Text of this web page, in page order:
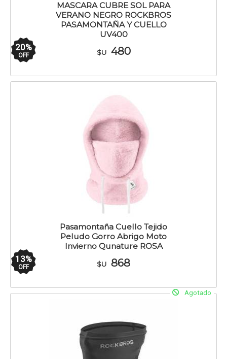
MASCARA CUBRE SOL PARA
VERANO NEGRO ROCKBROS
PASAMONTAÑA Y CUELLO
UV400
20%
OFF $U 480
Pasamontaña Cuello Tejido
Peludo Gorro Abrigo Moto
Invierno Qunature ROSA
13%
OFF $U 868
Agotado